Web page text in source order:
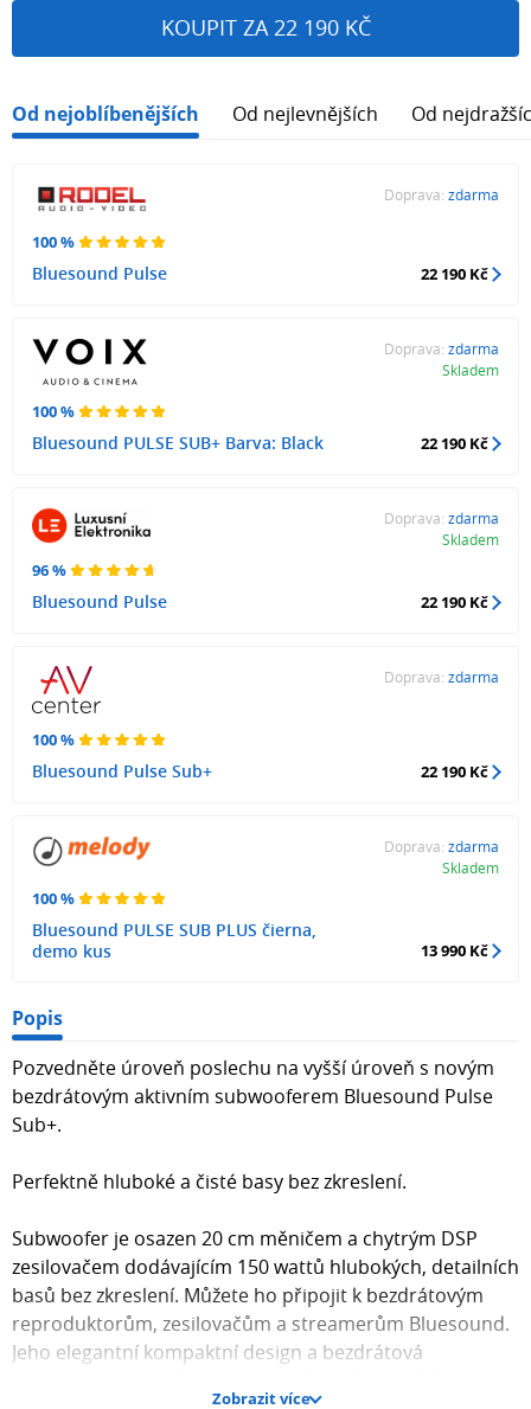
KOUPIT ZA 22 190 KČ
Od nejoblíbenějších Od nejlevnějších Od
100 %
Bluesound Pulse
Doprava: zdarma
22 190 Kč
100 %
Bluesound PULSE SUB+ Barva: Black
Doprava: zdarma
Skladem
22 190 Kč
96 %
Bluesound Pulse
Doprava: zdarma
Skladem
22 190 Kč
100 %
Bluesound Pulse Sub+
Doprava: zdarma
22 190 Kč
100 %
Bluesound PULSE SUB PLUS čierna,
demo kus
Doprava: zdarma
Skladem
13 990 Kč
Popis
Pozvedněte úroveň poslechu na vyšší úroveň s novým
bezdrátovým aktivním subwooferem Bluesound Pulse
Sub+.
Perfektně hluboké a čisté basy bez zkreslení.
Subwoofer je osazen 20 cm měničem a chytrým DSP
zesilovačem dodávajícím 150 wattů hlubokých, detailních
basů bez zkreslení. Můžete ho připojit k bezdrátovým
reproduktorům, zesilovačům a streamerům Bluesound.
Jeho elegantní kompaktní design a bezdrátová
Zobrazit více